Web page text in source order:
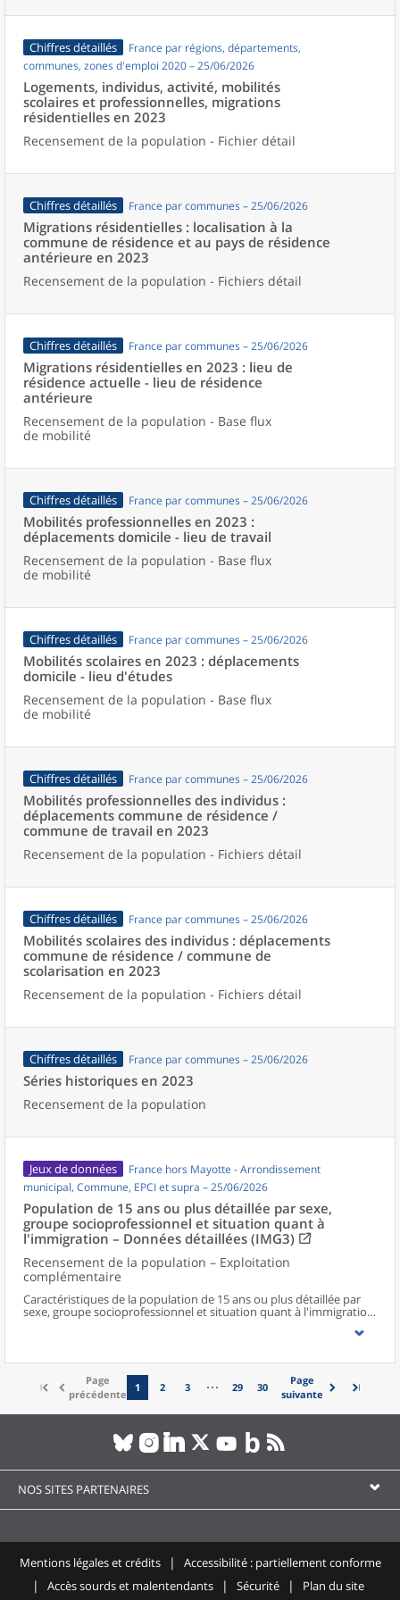
Chiffres détaillés
France par régions, départements,
communes, zones d'emploi 2020 – 25/06/2026
Logements, individus, activité, mobilités
scolaires et professionnelles, migrations
résidentielles en 2023
Recensement de la population - Fichier détail
Chiffres détaillés France par communes – 25/06/2026
Migrations résidentielles : localisation à la
commune de résidence et au pays de résidence
antérieure en 2023
Recensement de la population - Fichiers détail
Chiffres détaillés France par communes – 25/06/2026
Migrations résidentielles en 2023 : lieu de
résidence actuelle - lieu de résidence
antérieure
Recensement de la population - Base flux
de mobilité
Chiffres détaillés France par communes – 25/06/2026
Mobilités professionnelles en 2023 :
déplacements domicile - lieu de travail
Recensement de la population - Base flux
de mobilité
Chiffres détaillés France par communes – 25/06/2026
Mobilités scolaires en 2023 : déplacements
domicile - lieu d'études
Recensement de la population - Base flux
de mobilité
Chiffres détaillés France par communes – 25/06/2026
Mobilités professionnelles des individus :
déplacements commune de résidence /
commune de travail en 2023
Recensement de la population - Fichiers détail
Chiffres détaillés France par communes – 25/06/2026
Mobilités scolaires des individus : déplacements
commune de résidence / commune de
scolarisation en 2023
Recensement de la population - Fichiers détail
Chiffres détaillés France par communes – 25/06/2026
Séries historiques en 2023
Recensement de la population
Jeux de données
France hors Mayotte - Arrondissement
municipal, Commune, EPCI et supra – 25/06/2026
Population de 15 ans ou plus détaillée par sexe,
groupe socioprofessionnel et situation quant à
l'immigration – Données détaillées (IMG3)
Recensement de la population – Exploitation
complémentaire
Caractéristiques de la population de 15 ans ou plus détaillée par
sexe, groupe socioprofessionnel et situation quant à l'immigration,
au niveau communal et supracommunal pour la France hors
Page
précédente
1 2 3 29 30
Page
suivante
NOS SITES PARTENAIRES
Mentions légales et crédits
Accessibilité : partiellement conforme
Accès sourds et malentendants
Sécurité Plan du site